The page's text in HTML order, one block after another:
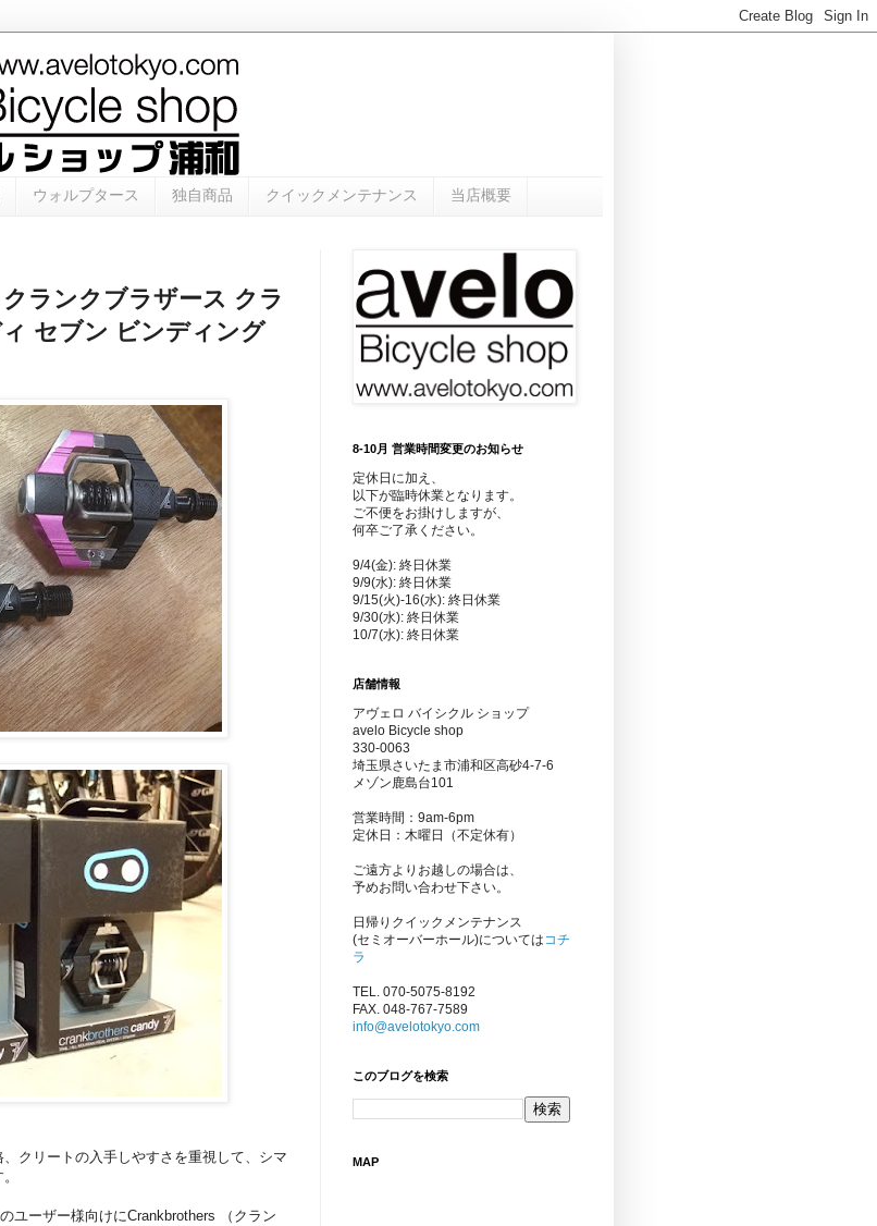
ウォルプタース 独自商品 クイックメンテナンス 当店概要
ランクブラザース クラ
セブン ビンディング
クリートの入手しやすさを重視して、シマ
ユーザー様向けにCrankbrothers （クラン
8-10月 営業時間変更のお知らせ
定休日に加え、
以下が臨時休業となります。
ご不便をお掛けしますが、
何卒ご了承ください。
9/4(金): 終日休業
9/9(水): 終日休業
9/15(火)-16(水): 終日休業
9/30(水): 終日休業
10/7(水): 終日休業
店舗情報
アヴェロ バイシクル ショップ
avelo Bicycle shop
330-0063
埼玉県さいたま市浦和区高砂4-7-6
メゾン鹿島台101
営業時間：9am-6pm
定休日：木曜日（不定休有）
ご遠方よりお越しの場合は、
予めお問い合わせ下さい。
日帰りクイックメンテナンス
(セミオーバーホール)については コチ
ラ
TEL. 070-5075-8192
FAX. 048-767-7589
info@avelotokyo.com
このブログを検索
MAP